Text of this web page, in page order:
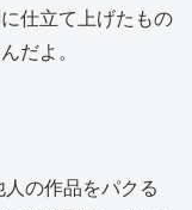
仕立て上げたもの
だよ。
の作品をパクる